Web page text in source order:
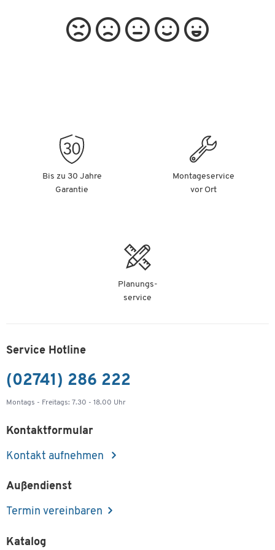
Bis zu 30 Jahre
Garantie
Montageservice
vor Ort
Planungs-
service
Service Hotline
(02741) 286 222
Montags - Freitags: 7.30 - 18.00 Uhr
Kontaktformular
Kontakt aufnehmen
Außendienst
Termin vereinbaren
Katalog